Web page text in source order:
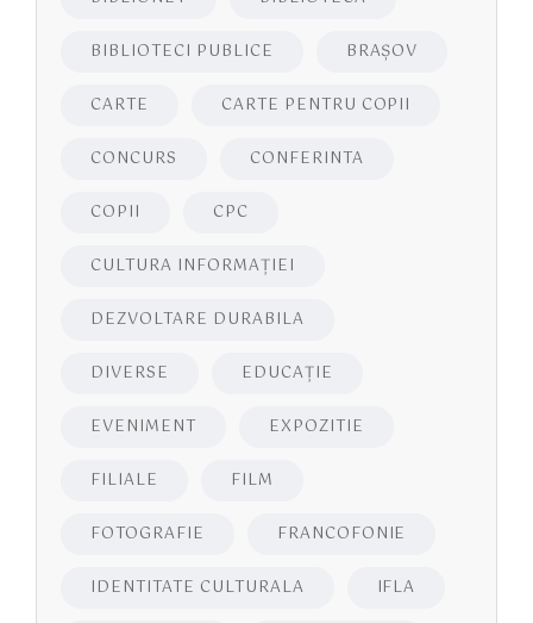
BIBLIOTECI PUBLICE BRAŞOV
CARTE CARTE PENTRU COPII
CONCURS CONFERINTA
COPII CPC
CULTURA INFORMAŢIEI
DEZVOLTARE DURABILA
DIVERSE EDUCAŢIE
EVENIMENT EXPOZITIE
FILIALE FILM
FOTOGRAFIE FRANCOFONIE
IDENTITATE CULTURALA IFLA